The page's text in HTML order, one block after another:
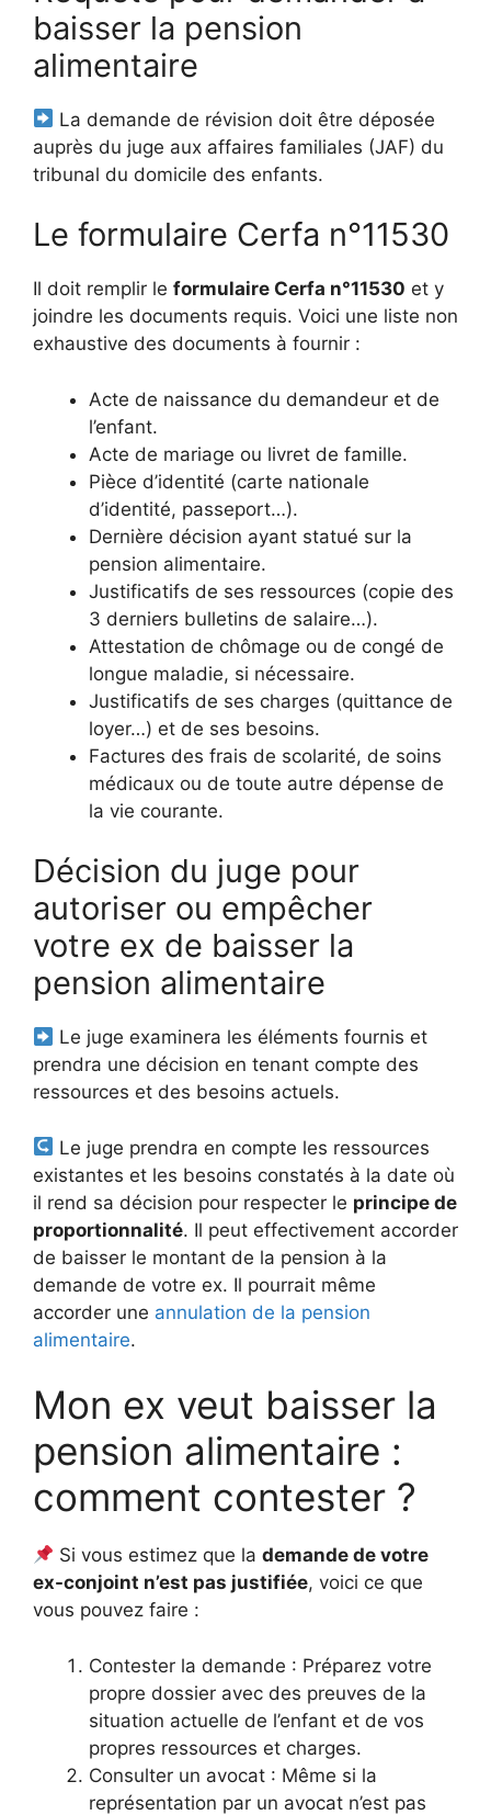
baisser la pension
alimentaire
La demande de révision doit être déposée
auprès du juge aux affaires familiales (JAF) du
tribunal du domicile des enfants.
Le formulaire Cerfa n°11530
Il doit remplir le formulaire Cerfa n°11530 et y
joindre les documents requis. Voici une liste non
exhaustive des documents à fournir :
Acte de naissance du demandeur et de
l’enfant.
Acte de mariage ou livret de famille.
Pièce d’identité (carte nationale
d’identité, passeport…).
Dernière décision ayant statué sur la
pension alimentaire.
Justificatifs de ses ressources (copie des
3 derniers bulletins de salaire…).
Attestation de chômage ou de congé de
longue maladie, si nécessaire.
Justificatifs de ses charges (quittance de
loyer…) et de ses besoins.
Factures des frais de scolarité, de soins
médicaux ou de toute autre dépense de
la vie courante.
Décision du juge pour
autoriser ou empêcher
votre ex de baisser la
pension alimentaire
Le juge examinera les éléments fournis et
prendra une décision en tenant compte des
ressources et des besoins actuels.
Le juge prendra en compte les ressources
existantes et les besoins constatés à la date où
il rend sa décision pour respecter le principe de
proportionnalité. Il peut effectivement accorder
de baisser le montant de la pension à la
demande de votre ex. Il pourrait même
accorder une annulation de la pension
alimentaire.
Mon ex veut baisser la
pension alimentaire :
comment contester ?
Si vous estimez que lademande de votre
ex-conjoint n’est pas justifiée, voici ce que
vous pouvez faire :
Contester la demande : Préparez votre
propre dossier avec des preuves de la
situation actuelle de l’enfant et de vos
propres ressources et charges.
Consulter un avocat : Même si la
représentation par un avocat n’est pas